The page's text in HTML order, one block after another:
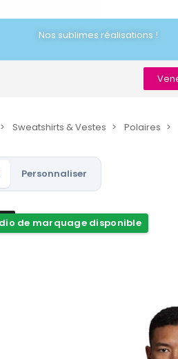
Nos sublimes réalisations !
Sweatshirts & Vestes Polaires
Personnaliser
de marquage disponible